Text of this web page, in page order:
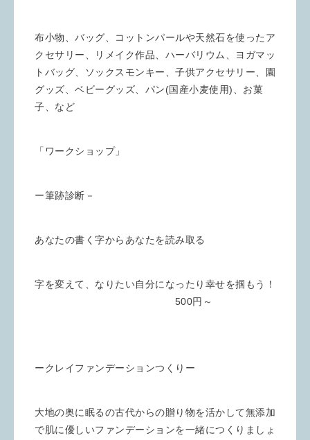
布小物、バッグ、コットンパールや天然石を使ったア
クセサリー、リメイク作品、ハーバリウム、ヨガマッ
トバッグ、ソックスモンキー、子供アクセサリー、園
グッズ、ベビーグッズ、パン(国産小麦使用)、お菓
子、など
「ワークショップ」
ー筆跡診断－
あなたの書く字からあなたを読み取る
字を変えて、なりたい自分になったり幸せを掴もう！
500円～
ークレイファンデーションつくりー
大地の奥に眠るの古代からの贈り物を活かして無添加
で肌に優しいファンデーションを一緒につくりましょ